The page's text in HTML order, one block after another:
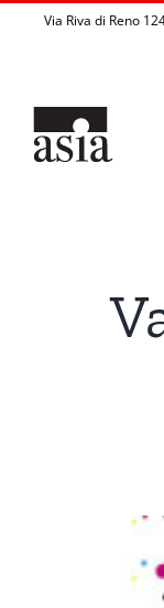
Via Riva di Reno